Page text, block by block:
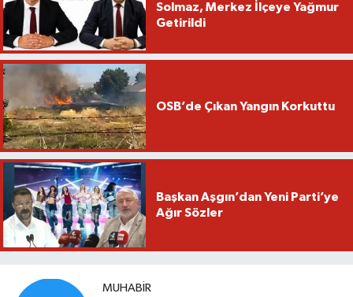
Solmaz, Merkez İlçeye Yağmur
Getirildi
OSB’de Çıkan Yangın Korkuttu
Başkan Aşgın’dan Yeni Parti’ye
Ağır Sözler
MUHABIR